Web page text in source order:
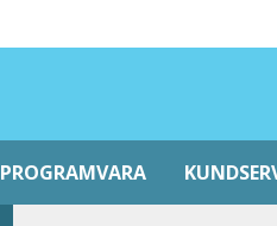
PROGRAMVARA